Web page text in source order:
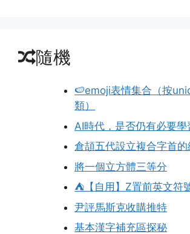
隨機
🍉emoji表情集合（按
類）
AI時代，是否仍有必要學
倉頡五代設立複合字首的
將一個立方體三等分
⛺【自用】Z置前英文符
尹評馬斯克收購推特
基本漢字補充區探秘